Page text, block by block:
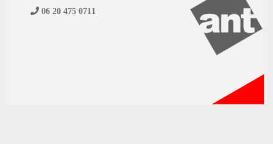
06 20 475 0711